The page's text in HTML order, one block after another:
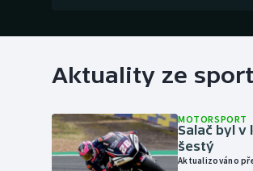
Aktuality ze
MOTORSPORT
Salač byl
šestý
Aktualizováno